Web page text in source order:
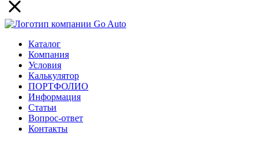
Каталог
Компания
Условия
Калькулятор
ПОРТФОЛИО
Информация
Статьи
Вопрос-ответ
Контакты